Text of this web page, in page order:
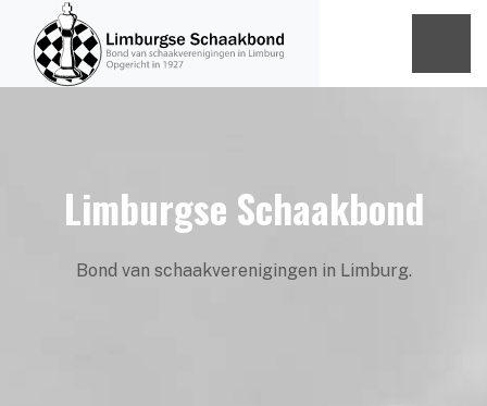
Limburgse Schaakbond
Bond van schaakverenigingen in Limburg.